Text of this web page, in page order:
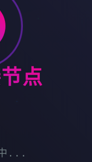
点
中...